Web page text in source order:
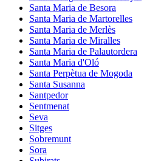
Santa Maria de Besora
Santa Maria de Martorelles
Santa Maria de Merlès
Santa Maria de Miralles
Santa Maria de Palautordera
Santa Maria d'Oló
Santa Perpètua de Mogoda
Santa Susanna
Santpedor
Sentmenat
Seva
Sitges
Sobremunt
Sora